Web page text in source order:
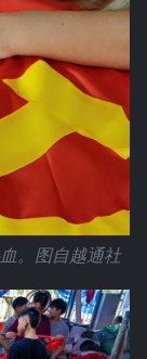
。图自越通社